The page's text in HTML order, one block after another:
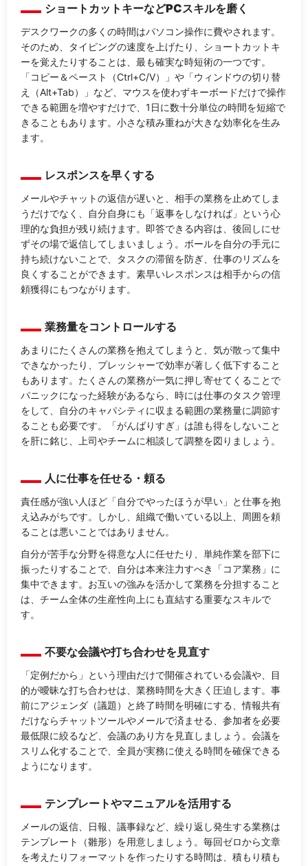
ショートカットキーなどPCスキルを磨く
デスクワークの多くの時間はパソコン操作に費やされます。
そのため、タイピングの速度を上げたり、ショートカットキ
ーを覚えたりすることは、最も確実な時短術の一つです。
「コピー＆ペースト（Ctrl+C/V）」や「ウィンドウの切り替
え（Alt+Tab）」など、マウスを使わずキーボードだけで操作
できる範囲を増やすだけで、1日に数十分単位の時間を短縮で
きることもあります。小さな積み重ねが大きな効率化を生み
ます。
レスポンスを早くする
メールやチャットの返信が遅いと、相手の業務を止めてしま
うだけでなく、自分自身にも「返事をしなければ」という心
理的な負担が残り続けます。即答できる内容は、後回しにせ
ずその場で返信してしまいましょう。ボールを自分の手元に
持ち続けないことで、タスクの滞留を防ぎ、仕事のリズムを
良くすることができます。素早いレスポンスは相手からの信
頼獲得にもつながります。
業務量をコントロールする
あまりにたくさんの業務を抱えてしまうと、気が散って集中
できなかったり、プレッシャーで効率が著しく低下すること
もあります。たくさんの業務が一気に押し寄せてくることで
パニックになった経験があるなら、時には仕事のタスク管理
をして、自分のキャパシティに収まる範囲の業務量に調節す
ることも必要です。「がんばりすぎ」は誰も得をしないこと
を肝に銘じ、上司やチームに相談して調整を図りましょう。
人に仕事を任せる・頼る
責任感が強い人ほど「自分でやったほうが早い」と仕事を抱
え込みがちです。しかし、組織で働いている以上、周囲を頼
ることは悪いことではありません。
自分が苦手な分野を得意な人に任せたり、単純作業を部下に
振ったりすることで、自分は本来注力すべき「コア業務」に
集中できます。お互いの強みを活かして業務を分担すること
は、チーム全体の生産性向上にも直結する重要なスキルで
す。
不要な会議や打ち合わせを見直す
「定例だから」という理由だけで開催されている会議や、目
的が曖昧な打ち合わせは、業務時間を大きく圧迫します。事
前にアジェンダ（議題）と終了時間を明確にする、情報共有
だけならチャットツールやメールで済ませる、参加者を必要
最低限に絞るなど、会議のあり方を見直しましょう。会議を
スリム化することで、全員が実務に使える時間を確保できる
ようになります。
テンプレートやマニュアルを活用する
メールの返信、日報、議事録など、繰り返し発生する業務は
テンプレート（雛形）を用意しましょう。毎回ゼロから文章
を考えたりフォーマットを作ったりする時間は、積もり積も